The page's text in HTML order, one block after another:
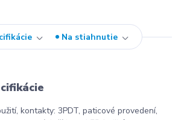
Na stiahnutie
kontakty: 3PDT, paticové provedení,